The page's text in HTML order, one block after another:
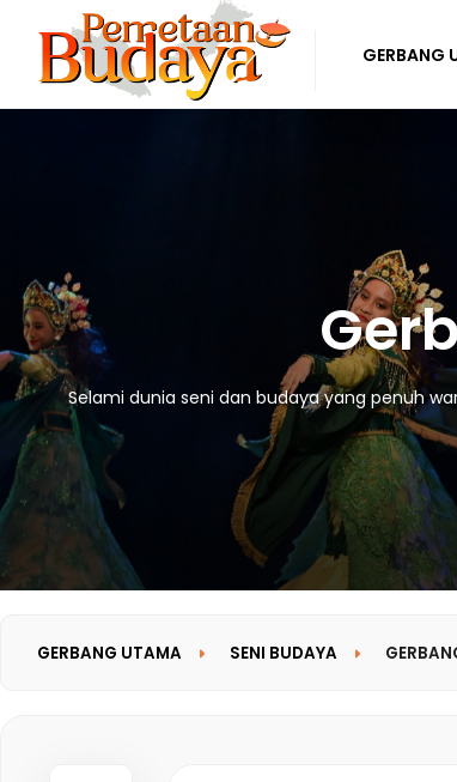
GERBANG
Selami dunia seni dan budaya yang penuh
GERBANG UTAMA SENI BUDAYA